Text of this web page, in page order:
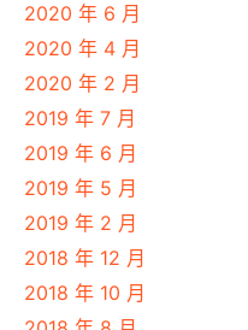
2020 年 6 月
2020 年 4 月
2020 年 2 月
2019 年 7 月
2019 年 6 月
2019 年 5 月
2019 年 2 月
2018 年 12 月
2018 年 10 月